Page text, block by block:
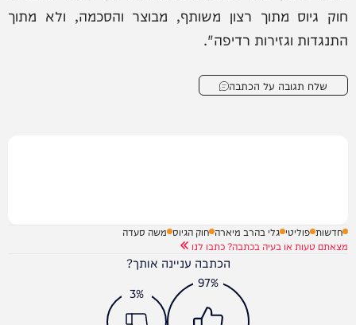
חוק גיוס מתוך רצון משותף, מבוצר והסכמה, ולא מתוך
התנגדות וגזירות רדיפה".
שלח תגובה על הכתבה
חדשות פוליטי גלי בהרב מיארה חוק הגיוס משה סעדה
מצאתם טעות או בעיה בכתבה? כתבו לנו
הכתבה עניינה אותך?
97%
3%